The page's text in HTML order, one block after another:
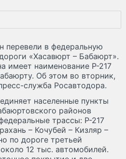
перевели в федеральную
«Хасавюрт – Бабаюрт».
имеет наименование Р-217
Об этом во вторник,
служба Росавтодора.
населенные пункты
районов
трассы: Р-217
– Кочубей – Кизляр –
по дороге третьей
12 тыс. автомобилей.